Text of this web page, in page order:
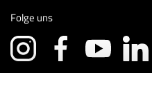
Folge uns